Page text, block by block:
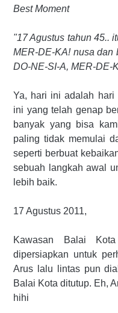
Best Moment
"17 Agustus tahun 45..
MER-DE-KA! nusa dan
DO-NE-SI-A, MER-DE-
Ya, hari ini adalah hari
ini yang telah genap
banyak yang bisa
paling tidak memulai
seperti berbuat
sebuah langkah awal
lebih baik.
17 Agustus 2011,
Kawasan Balai
dipersiapkan untuk
Arus lalu lintas pun
Balai Kota ditutup. Eh,
hihi